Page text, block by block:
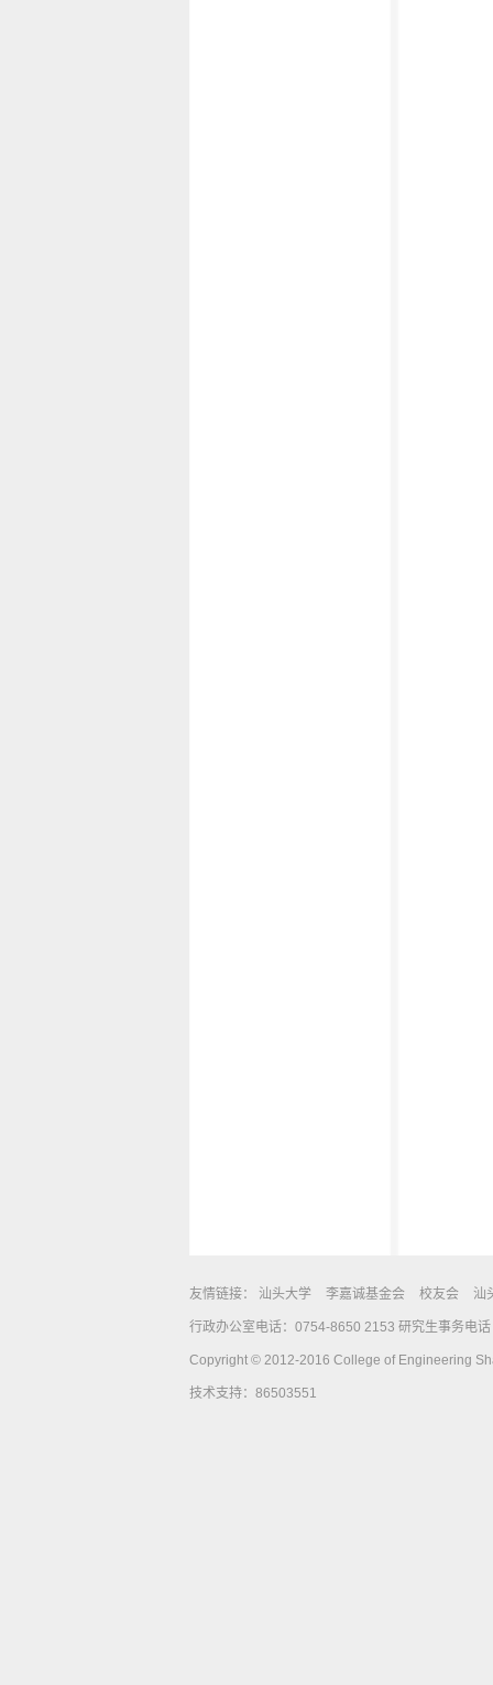
友情链接： 汕头大学 李嘉诚基金会 校友会 汕
行政办公室电话：0754-8650 2153 研究生事务电
Copyright © 2012-2016 College of Engineering
技术支持：86503551